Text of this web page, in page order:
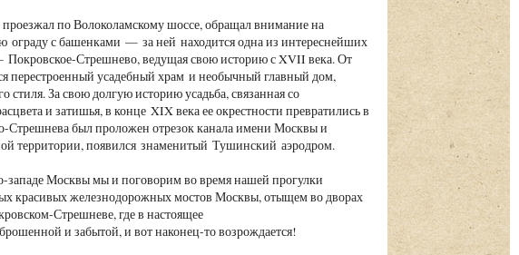
по Волоколамскому шоссе, обращал внимание на
ограду с башенками — за ней находится одна из интереснейших
Покровское-Стрешнево, ведущая свою историю с XVII века. От
перестроенный усадебный храм и необычный главный дом,
стиля. За свою долгую историю усадьба, связанная со
и затишья, в конце XIX века ее окрестности превратились в
Стрешнева был проложен отрезок канала имени Москвы и
территории, появился знаменитый Тушинский аэродром.
западе Москвы мы и поговорим во время нашей прогулки
красивых железнодорожных мостов Москвы, отыщем во дворах
Стрешневе, где в настоящее
и забытой, и вот наконец-то возрождается!